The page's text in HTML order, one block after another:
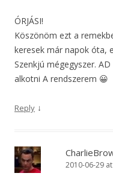
ÓRJÁSI!
Köszönöm ezt a
keresek már napok óta,
Szenkjú mégegyszer.
alkotni A rendszerem 😀
Reply ↓
2010-06-29